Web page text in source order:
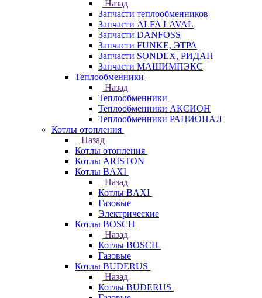
Назад
Запчасти теплообменников
Запчасти ALFA LAVAL
Запчасти DANFOSS
Запчасти FUNKE, ЭТРА
Запчасти SONDEX, РИДАН
Запчасти МАШИМПЭКС
Теплообменники
Назад
Теплообменники
Теплообменники АКСИОН
Теплообменники РАЦИОНАЛ
Котлы отопления
Назад
Котлы отопления
Котлы ARISTON
Котлы BAXI
Назад
Котлы BAXI
Газовые
Электрические
Котлы BOSCH
Назад
Котлы BOSCH
Газовые
Котлы BUDERUS
Назад
Котлы BUDERUS